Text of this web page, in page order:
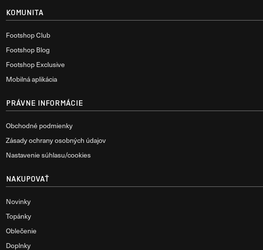
KOMUNITA
Footshop Club
Footshop Blog
Footshop Exclusive
Mobilná aplikácia
PRÁVNE INFORMÁCIE
Obchodné podmienky
Zásady ochrany osobných údajov
Nastavenie súhlasu/cookies
NAKUPOVAŤ
Novinky
Topánky
Oblečenie
Doplnky